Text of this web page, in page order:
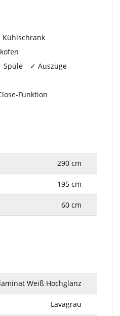
Kühlschrank
Spüle
Auszüge
Funktion
290 cm
195 cm
60 cm
Weiß Hochglanz
Lavagrau